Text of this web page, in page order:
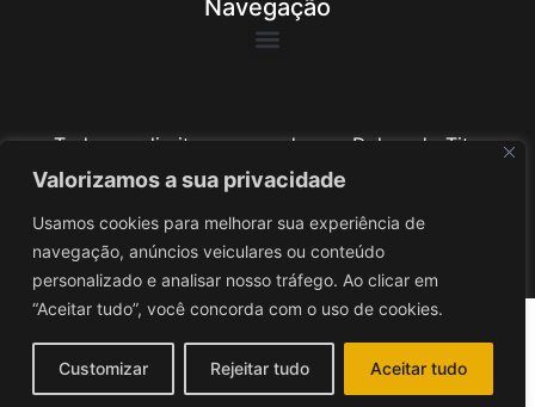
Valorizamos a sua privacidade
Usamos cookies para melhorar sua experiência de
navegação, anúncios veiculares ou conteúdo
personalizado e analisar nosso tráfego. Ao clicar em
“Aceitar tudo”, você concorda com o uso de cookies.
Customizar Rejeitar tudo Aceitar tudo
Navegação
Todos os direitos reservados ao Delegado Tito
Barichello
Desenvolvido poriv3